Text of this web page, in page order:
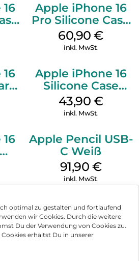
optimal zu gestalten und fortlaufend
wir Cookies. Durch die weitere
Du der Verwendung von Cookies zu.
erhältst Du in unserer
Apple iPhone 16
Pro Silicone Case
MagSafe Stone
Gray
60,90€
inkl. MwSt.
Apple iPhone 16
Silicone Case
MagSafe Plum
43,90 €
inkl. MwSt.
Apple Pencil USB-
C Weiß
91,90 €
inkl. MwSt.